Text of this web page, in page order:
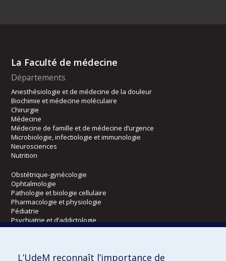
La Faculté de médecine
Départements
Anesthésiologie et de médecine de la douleur
Biochimie et médecine moléculaire
Chirurgie
Médecine
Médecine de famille et de médecine d’urgence
Microbiologie, infectiologie et immunologie
Neurosciences
Nutrition
Obstétrique-gynécologie
Ophtalmologie
Pathologie et biologie cellulaire
Pharmacologie et physiologie
Pédiatrie
Psychiatrie et d’addictologie
Radiologie, radio-oncologie et médecine nucléaire
L’UdeM reconnaît l’importance de